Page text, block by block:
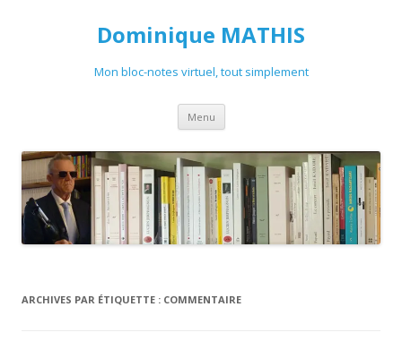
Dominique MATHIS
Mon bloc-notes virtuel, tout simplement
Menu Aller
contenu
ARCHIVES PAR ÉTIQUETTE : COMMENTAIRE